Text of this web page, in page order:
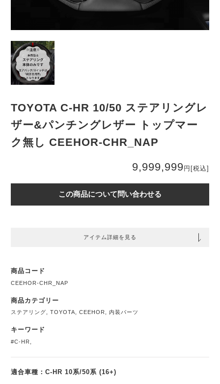
TOYOTA C-HR 10/50 ステアリングレ
ザー&パンチングレザー トップマー
ク無し CEEHOR-CHR_NAP
9,999,999 円 [税込]
この商品について問い合わせる
アイテム詳細を見る
商品コード
CEEHOR-CHR_NAP
商品カテゴリー
ステアリング ,TOYOTA ,CEEHOR 内装パーツ
キーワード
#C-HR
適合車種：C-HR 10系/50系 (16+)